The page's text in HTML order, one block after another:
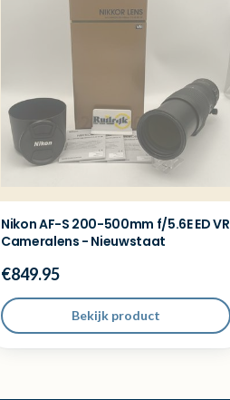
Nikon AF-S 200-500mm f/5.6E ED VR
Cameralens - Nieuwstaat
€849.95
Bekijk product